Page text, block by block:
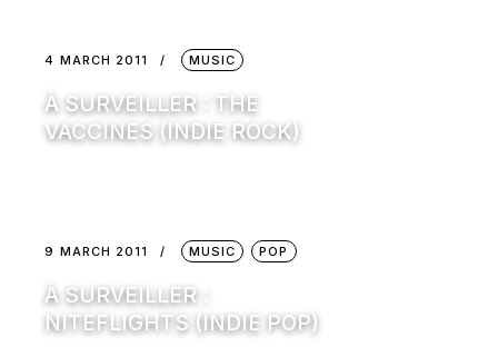
4 MARCH 2011 MUSIC
À SURVEILLER : THE
VACCINES (INDIE ROCK)
9 MARCH 2011 MUSIC POP
À SURVEILLER :
NITEFLIGHTS (INDIE POP)